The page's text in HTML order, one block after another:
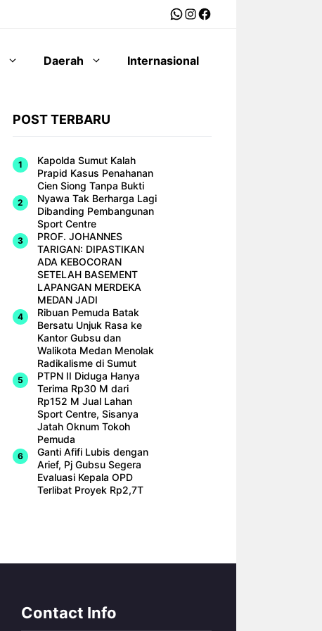
WhatsApp
Instagram
Facebook
Daerah Internasional
POST TERBARU
Kapolda Sumut Kalah
Prapid Kasus Penahanan
Cien Siong Tanpa Bukti
Nyawa Tak Berharga Lagi
Dibanding Pembangunan
Sport Centre
PROF. JOHANNES
TARIGAN: DIPASTIKAN
ADA KEBOCORAN
SETELAH BASEMENT
LAPANGAN MERDEKA
MEDAN JADI
Ribuan Pemuda Batak
Bersatu Unjuk Rasa ke
Kantor Gubsu dan
Walikota Medan Menolak
Radikalisme di Sumut
PTPN II Diduga Hanya
Terima Rp30 M dari
Rp152 M Jual Lahan
Sport Centre, Sisanya
Jatah Oknum Tokoh
Pemuda
Ganti Afifi Lubis dengan
Arief, Pj Gubsu Segera
Evaluasi Kepala OPD
Terlibat Proyek Rp2,7T
Contact Info